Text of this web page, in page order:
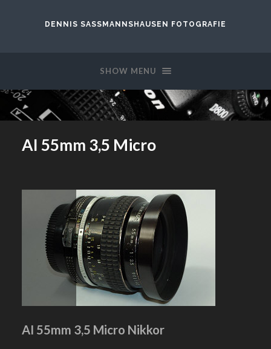
DENNIS SASSMANNSHAUSEN FOTOGRAFIE
SHOW MENU
AI 55mm 3,5 Micro
AI 55mm 3,5 Micro Nikkor